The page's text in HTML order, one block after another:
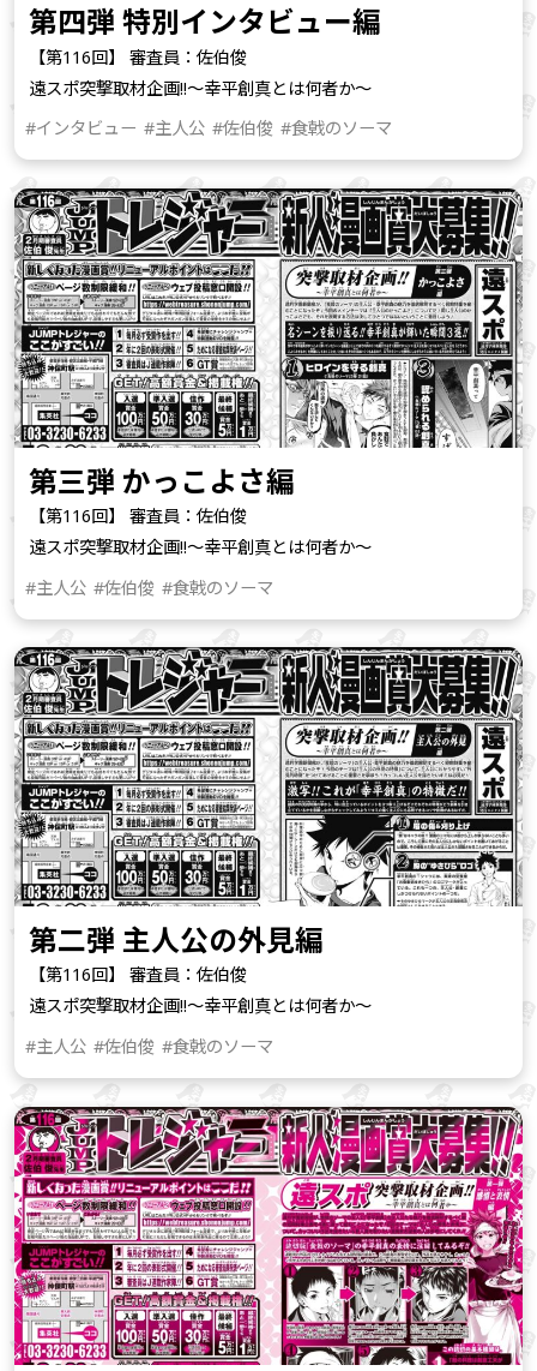
第四弾 特別インタビュー編
【第116回】 審査員：佐伯俊
遠スポ突撃取材企画!!～幸平創真とは何者か～
#インタビュー #主人公 #佐伯俊 #食戟のソーマ
第三弾 かっこよさ編
【第116回】 審査員：佐伯俊
遠スポ突撃取材企画!!～幸平創真とは何者か～
#主人公 #佐伯俊 #食戟のソーマ
第二弾 主人公の外見編
【第116回】 審査員：佐伯俊
遠スポ突撃取材企画!!～幸平創真とは何者か～
#主人公 #佐伯俊 #食戟のソーマ